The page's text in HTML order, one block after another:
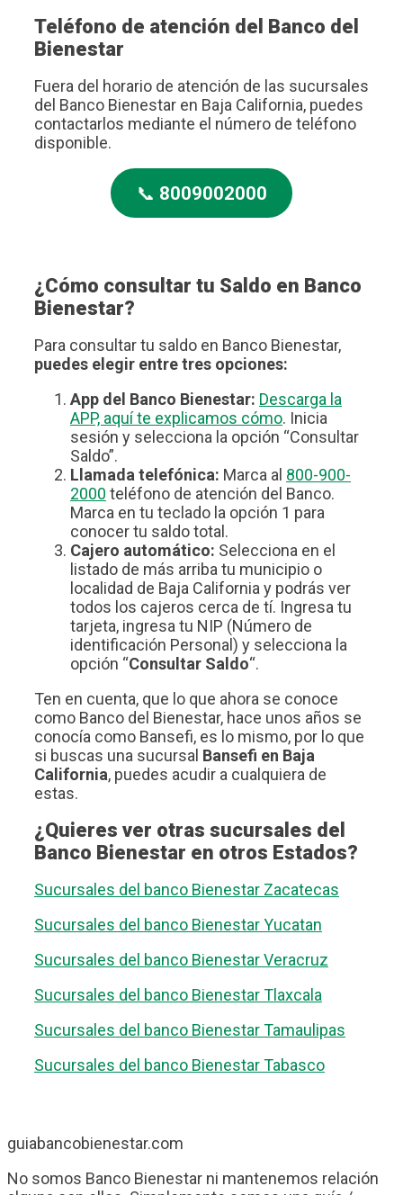
Teléfono de atención del Banco del
Bienestar
Fuera del horario de atención de las sucursales
del Banco Bienestar en Baja California, puedes
contactarlos mediante el número de teléfono
disponible.
📞 8009002000
¿Cómo consultar tu Saldo en Banco
Bienestar?
Para consultar tu saldo en Banco Bienestar,
puedes elegir entre tres opciones:
App del Banco Bienestar: Descarga la
APP, aquí te explicamos cómo. Inicia
sesión y selecciona la opción “Consultar
Saldo”.
Llamada telefónica: Marca al 800-900-
2000 teléfono de atención del Banco.
Marca en tu teclado la opción 1 para
conocer tu saldo total.
Cajero automático: Selecciona en el
listado de más arriba tu municipio o
localidad de Baja California y podrás ver
todos los cajeros cerca de tí. Ingresa tu
tarjeta, ingresa tu NIP (Número de
identificación Personal) y selecciona la
opción “Consultar Saldo“.
Ten en cuenta, que lo que ahora se conoce
como Banco del Bienestar, hace unos años se
conocía como Bansefi, es lo mismo, por lo que
si buscas una sucursal Bansefi en Baja
California, puedes acudir a cualquiera de
estas.
¿Quieres ver otras sucursales del
Banco Bienestar en otros Estados?
Sucursales del banco Bienestar Zacatecas
Sucursales del banco Bienestar Yucatan
Sucursales del banco Bienestar Veracruz
Sucursales del banco Bienestar Tlaxcala
Sucursales del banco Bienestar Tamaulipas
Sucursales del banco Bienestar Tabasco
guiabancobienestar.com
No somos Banco Bienestar ni mantenemos relación